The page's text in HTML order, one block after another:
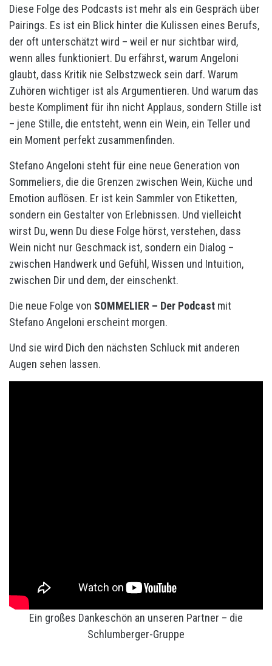
Diese Folge des Podcasts ist mehr als ein Gespräch über
Pairings. Es ist ein Blick hinter die Kulissen eines Berufs,
der oft unterschätzt wird – weil er nur sichtbar wird,
wenn alles funktioniert. Du erfährst, warum Angeloni
glaubt, dass Kritik nie Selbstzweck sein darf. Warum
Zuhören wichtiger ist als Argumentieren. Und warum das
beste Kompliment für ihn nicht Applaus, sondern Stille ist
– jene Stille, die entsteht, wenn ein Wein, ein Teller und
ein Moment perfekt zusammenfinden.
Stefano Angeloni steht für eine neue Generation von
Sommeliers, die die Grenzen zwischen Wein, Küche und
Emotion auflösen. Er ist kein Sammler von Etiketten,
sondern ein Gestalter von Erlebnissen. Und vielleicht
wirst Du, wenn Du diese Folge hörst, verstehen, dass
Wein nicht nur Geschmack ist, sondern ein Dialog –
zwischen Handwerk und Gefühl, Wissen und Intuition,
zwischen Dir und dem, der einschenkt.
Die neue Folge von SOMMELIER – Der Podcast mit
Stefano Angeloni erscheint morgen.
Und sie wird Dich den nächsten Schluck mit anderen
Augen sehen lassen.
Ein großes Dankeschön an unseren Partner – die
Schlumberger-Gruppe